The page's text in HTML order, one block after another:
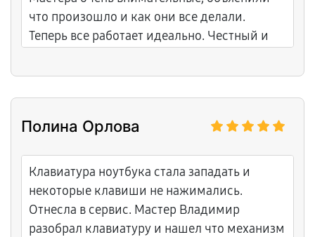
что произошло и как они все делали.
Теперь все работает идеально. Честный и
профессионалами. Рекомендую данный
Полина Орлова
Клавиатура ноутбука стала западать и
некоторые клавиши не нажимались.
Отнесла в сервис. Мастер Владимир
разобрал клавиатуру и нашел что механизм